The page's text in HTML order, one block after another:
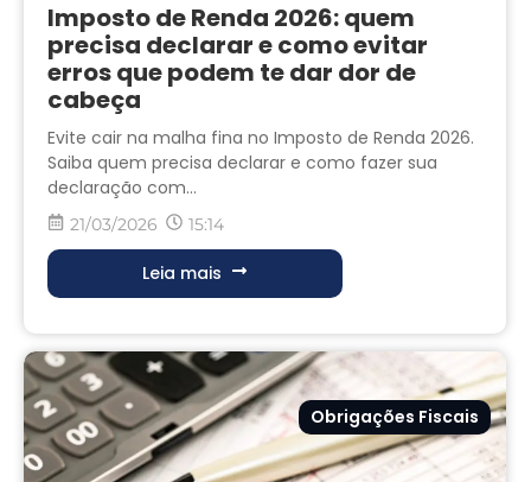
Imposto de Renda 2026: quem
precisa declarar e como evitar
erros que podem te dar dor de
cabeça
Evite cair na malha fina no Imposto de Renda 2026.
Saiba quem precisa declarar e como fazer sua
declaração com...
21/03/2026 15:14
Leia mais
Obrigações Fiscais